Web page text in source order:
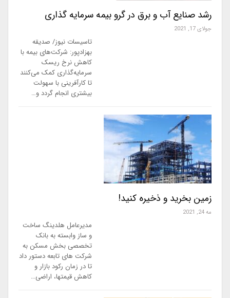
رشد صنایع آب و برق در گرو بیمه سرمایه گذاری
جولای 17, 2021
تاسیسات نیوز/ صدیقه
بهزادپور: شرکت‌های بیمه با
کاهش نرخ ریسک
سرمایه‌گذاری کمک می‌کنند
تا کارآفرینی با سهولت
بیشتری انجام گردد و…
زمین بخرید و ذخیره کنید!
مه 24, 2021
مدیرعامل هلدینگ ساخت
و ساز وابسته به بانک
تخصصی بخش مسکن به
شرکت های تابعه دستور داد
تا در زمان رکود بازار و
کاهش قیمتها، اراضی…